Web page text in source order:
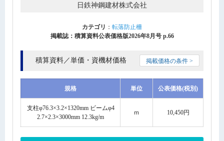
日鉄神鋼建材株式会社
カテゴリ ： 転落防止柵
掲載誌：積算資料公表価格版2026年8月号 p.66
積算資料／単価・資機材価格 掲載価格の条件 >
規格 単位 公表価格(税別)
支柱φ76.3×3.2×1320mm ビームφ4
2.7×2.3×3000mm 12.3kg/m
ｍ 10,450円